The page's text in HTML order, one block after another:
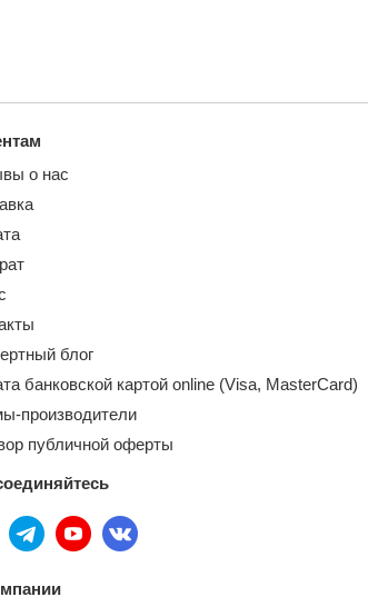
о нас
блог
банковской картой online (Visa, MasterCard)
производители
публичной оферты